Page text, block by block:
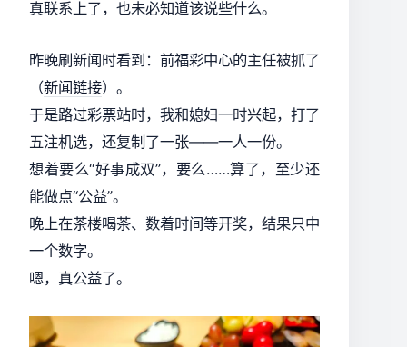
真联系上了，也未必知道该说些什么。
昨晚刷新闻时看到：前福彩中心的主任被抓了
（新闻链接）。
于是路过彩票站时，我和媳妇一时兴起，打了
五注机选，还复制了一张——一人一份。
想着要么“好事成双”，要么……算了，至少还
能做点“公益”。
晚上在茶楼喝茶、数着时间等开奖，结果只中
一个数字。
嗯，真公益了。